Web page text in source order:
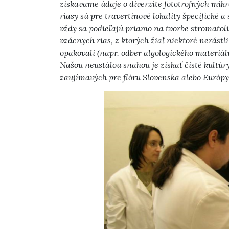
získavame údaje o diverzite fototrofných
riasy sú pre travertínové lokality špecifické a
vždy sa podieľajú priamo na tvorbe
vzácnych rias, z ktorých žiaľ niektoré
opakovali (napr. odber algologického
Našou neustálou snahou je získať čisté
zaujímavých pre flóru Slovenska alebo